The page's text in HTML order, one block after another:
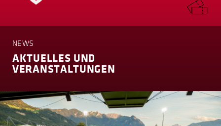
NEWS
AKTUELLES UND
VERANSTAL­TUNGEN